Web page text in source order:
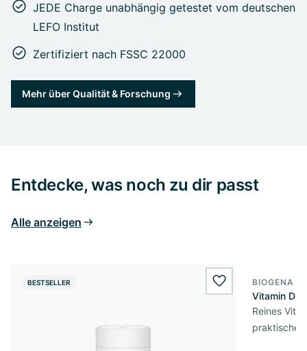
JEDE Charge unabhängig getestet vom deutschen
LEFO Institut
Zertifiziert nach FSSC 22000
Mehr über Qualität & Forschung
Entdecke, was noch zu dir passt
Alle anzeigen
BESTSELLER wishlist.add
BIOGENA
Vitamin D3
Reines
praktischer